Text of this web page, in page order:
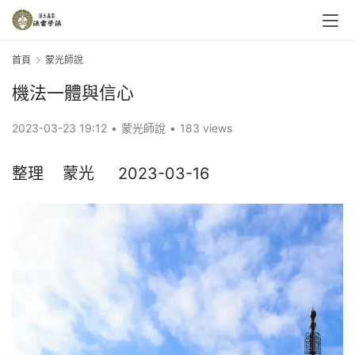
首頁 蒙光師說
機法一體與信心
2023-03-23 19:12 • 蒙光師說 • 183 views
整理    蒙光     2023-03-16